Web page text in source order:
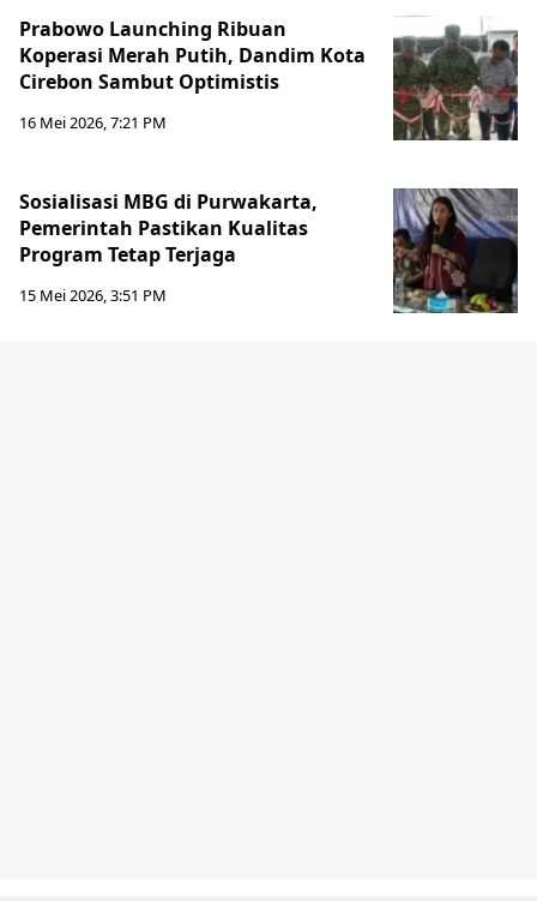
Prabowo Launching Ribuan
Koperasi Merah Putih, Dandim Kota
Cirebon Sambut Optimistis
16 Mei 2026, 7:21 PM
Sosialisasi MBG di Purwakarta,
Pemerintah Pastikan Kualitas
Program Tetap Terjaga
15 Mei 2026, 3:51 PM